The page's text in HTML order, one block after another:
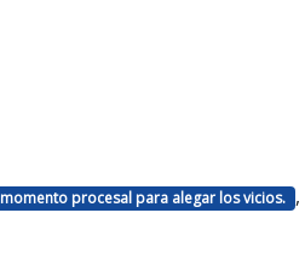
momento procesal para alegar los vicios. ,